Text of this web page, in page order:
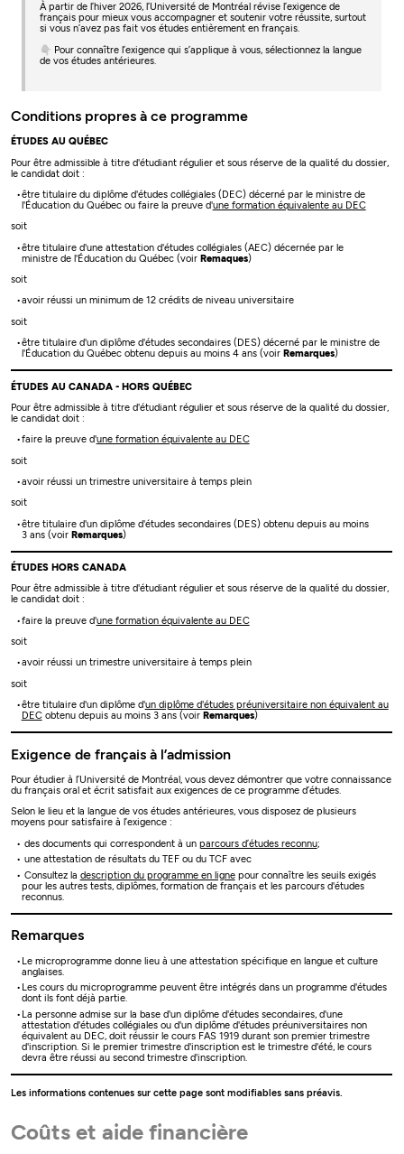
À partir de l’hiver 2026, l’Université de Montréal révise l’exigence de
français pour mieux vous accompagner et soutenir votre réussite, surtout
si vous n’avez pas fait vos études entièrement en français.
👇 Pour connaître l’exigence qui s’applique à vous, sélectionnez la langue
de vos études antérieures.
Conditions propres à ce programme
ÉTUDES AU QUÉBEC
Pour être admissible à titre d'étudiant régulier et sous réserve de la qualité du dossier,
le candidat doit :
être titulaire du diplôme d'études collégiales (DEC) décerné par le ministre de
l'Éducation du Québec ou faire la preuve d'une formation équivalente au DEC
soit
être titulaire d'une attestation d'études collégiales (AEC) décernée par le
ministre de l'Éducation du Québec (voir Remaques)
soit
avoir réussi un minimum de 12 crédits de niveau universitaire
soit
être titulaire d'un diplôme d'études secondaires (DES) décerné par le ministre de
l'Éducation du Québec obtenu depuis au moins 4 ans (voir Remarques)
ÉTUDES AU CANADA - HORS QUÉBEC
Pour être admissible à titre d'étudiant régulier et sous réserve de la qualité du dossier,
le candidat doit :
faire la preuve d'une formation équivalente au DEC
soit
avoir réussi un trimestre universitaire à temps plein
soit
être titulaire d'un diplôme d'études secondaires (DES) obtenu depuis au moins
3 ans (voir Remarques)
ÉTUDES HORS CANADA
Pour être admissible à titre d'étudiant régulier et sous réserve de la qualité du dossier,
le candidat doit :
faire la preuve d'une formation équivalente au DEC
soit
avoir réussi un trimestre universitaire à temps plein
soit
être titulaire d'un diplôme d'un diplôme d'études préuniversitaire non équivalent au
DECobtenu depuis au moins 3 ans (voir Remarques)
Exigence de français à l’admission
Pour étudier à l’Université de Montréal, vous devez démontrer que votre connaissance
du français oral et écrit satisfait aux exigences de ce programme d’études.
Selon le lieu et la langue de vos études antérieures, vous disposez de plusieurs
moyens pour satisfaire à l’exigence :
des documents qui correspondent à un parcours d’études reconnu;
une attestation de résultats du TEF ou du TCF avec
Consultez la description du programme en lignepour connaître les seuils exigés
pour les autres tests, diplômes, formation de français et les parcours d'études
reconnus.
Remarques
Le microprogramme donne lieu à une attestation spécifique en langue et culture
anglaises.
Les cours du microprogramme peuvent être intégrés dans un programme d'études
dont ils font déjà partie.
La personne admise sur la base d'un diplôme d'études secondaires, d'une
attestation d'études collégiales ou d'un diplôme d'études préuniversitaires non
équivalent au DEC, doit réussir le cours FAS 1919 durant son premier trimestre
d'inscription. Si le premier trimestre d'inscription est le trimestre d'été, le cours
devra être réussi au second trimestre d'inscription.
Les informations contenues sur cette page sont modifiables sans préavis.
Coûts et aide financière